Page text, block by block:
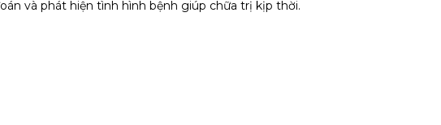
và phát hiện tình hình bệnh giúp chữa trị kịp thời.